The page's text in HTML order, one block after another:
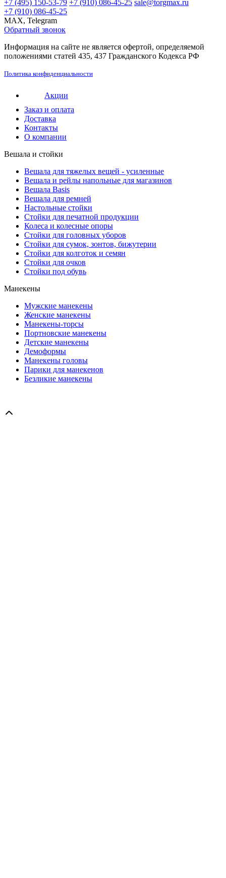
+7 (495) 150-53-79 +7 (910) 086-45-25 sale@torgmax.ru
+7 (910) 086-45-25
MAX, Telegram
Обратный звонок
Информация на сайте не является офертой, определяемой
положениями статей 435, 437 Гражданского Кодекса РФ
Политика конфиденциальности
Акции
Заказ и оплата
Доставка
Контакты
О компании
Вешала и стойки
Вешала для тяжелых вещей - усиленные
Вешала и рейлы напольные для магазинов
Вешала Basis
Вешала для ремней
Настольные стойки
Стойки для печатной продукции
Колеса и колесные опоры
Стойки для головных уборов
Стойки для сумок, зонтов, бижутерии
Стойки для колготок и семян
Стойки для очков
Стойки под обувь
Манекены
Мужские манекены
Женские манекены
Манекены-торсы
Портновские манекены
Детские манекены
Демоформы
Манекены головы
Парики для манекенов
Безликие манекены